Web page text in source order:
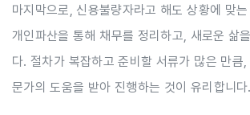
마지막으로, 신용불량자라고 해도 상황에 맞
개인파산을 통해 채무를 정리하고, 새로운 삶
다. 절차가 복잡하고 준비할 서류가 많은 만큼
문가의 도움을 받아 진행하는 것이 유리합니다.